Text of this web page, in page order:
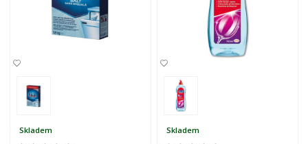
Skladem Skladem